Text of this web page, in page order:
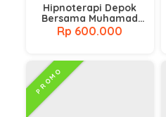
Hipnoterapi Depok
Bersama Muhamad
Basir
Rp 600.000
PROMO